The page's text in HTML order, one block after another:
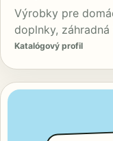
Výrobky pre
doplnky,
Katalógový profil